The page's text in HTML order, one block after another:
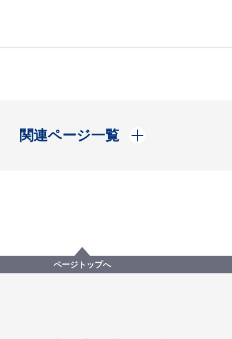
関連ページ一覧
開く
ページトップへ